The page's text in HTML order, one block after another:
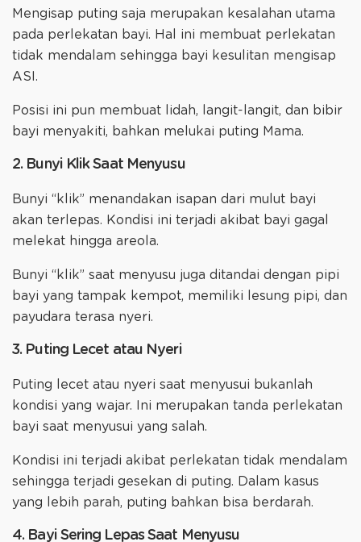
Mengisap puting saja merupakan kesalahan utama
pada perlekatan bayi. Hal ini membuat perlekatan
tidak mendalam sehingga bayi kesulitan mengisap
ASI.
Posisi ini pun membuat lidah, langit-langit, dan bibir
bayi menyakiti, bahkan melukai puting Mama.
2. Bunyi Klik Saat Menyusu
Bunyi “klik” menandakan isapan dari mulut bayi
akan terlepas. Kondisi ini terjadi akibat bayi gagal
melekat hingga areola.
Bunyi “klik” saat menyusu juga ditandai dengan pipi
bayi yang tampak kempot, memiliki lesung pipi, dan
payudara terasa nyeri.
3. Puting Lecet atau Nyeri
Puting lecet atau nyeri saat menyusui bukanlah
kondisi yang wajar. Ini merupakan tanda perlekatan
bayi saat menyusui yang salah.
Kondisi ini terjadi akibat perlekatan tidak mendalam
sehingga terjadi gesekan di puting. Dalam kasus
yang lebih parah, puting bahkan bisa berdarah.
4. Bayi Sering Lepas Saat Menyusu